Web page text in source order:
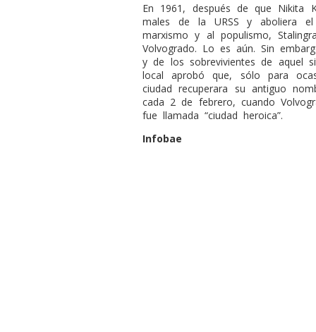
En 1961, después de que Nikita
males de la URSS y aboliera
marxismo y al populismo,
Volvogrado. Lo es aún. Sin
y de los sobrevivientes de aquel
local aprobó que, sólo para
ciudad recuperara su antiguo
cada 2 de febrero, cuando
fue llamada “ciudad heroica”.
Infobae